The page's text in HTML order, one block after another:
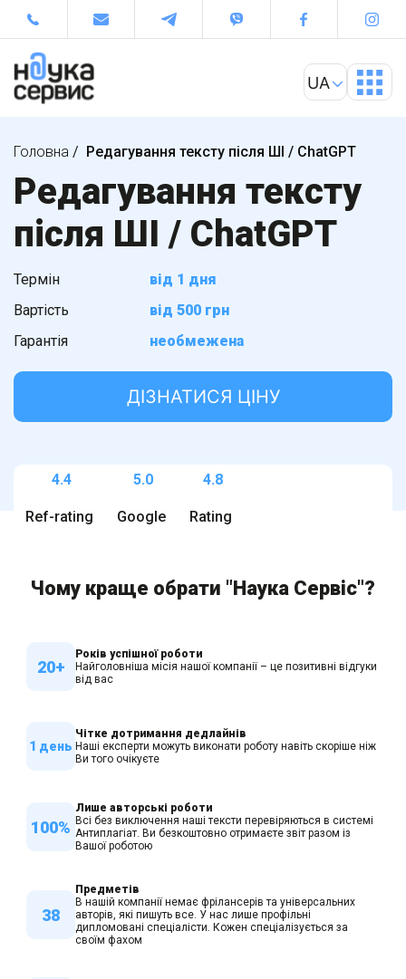
Головна / Редагування тексту після ШІ / ChatGPT
Редагування тексту
після ШІ / ChatGPT
Термін
від 1 дня
Вартість
від 500 грн
Гарантія
необмежена
ДІЗНАТИСЯ ЦІНУ
Ref-rating
4.4
Google
5.0
Rating
4.8
Чому краще обрати "Наука Сервіс"?
20+
Років успішної роботи
Найголовніша місія нашої компанії – це позитивні відгуки
від вас
1 день
Чітке дотримання дедлайнів
Наші експерти можуть виконати роботу навіть скоріше ніж
Ви того очікуєте
100%
Лише авторські роботи
Всі без виключення наші тексти перевіряються в системі
Антиплагіат. Ви безкоштовно отримаєте звіт разом із
Вашої роботою
38
Предметів
В нашій компанії немає фрілансерів та універсальних
авторів, які пишуть все. У нас лише профільні
дипломовані спеціалісти. Кожен спеціалізується за
своїм фахом